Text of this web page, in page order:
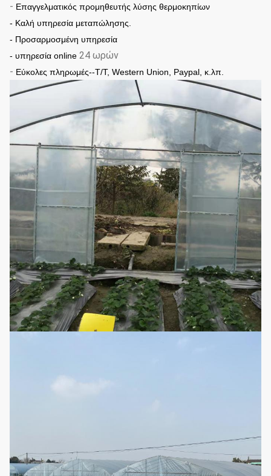
- Επαγγελματικός προμηθευτής λύσης θερμοκηπίων
- Καλή υπηρεσία μεταπώλησης.
- Προσαρμοσμένη υπηρεσία
- υπηρεσία online 24 ωρών
- Εύκολες πληρωμές--T/T, Western Union, Paypal, κ.λπ.